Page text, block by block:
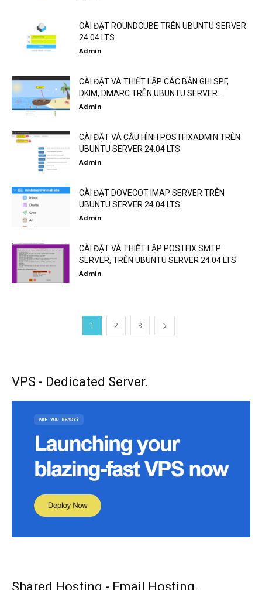
CÀI ĐẶT ROUNDCUBE TRÊN UBUNTU SERVER
24.04 LTS.
Admin
CÀI ĐẶT VÀ THIẾT LẬP CÁC BẢN GHI SPF,
DKIM, DMARC TRÊN UBUNTU SERVER...
Admin
CÀI ĐẶT VÀ CẤU HÌNH POSTFIXADMIN TRÊN
UBUNTU SERVER 24.04 LTS.
Admin
CÀI ĐẶT DOVECOT IMAP SERVER TRÊN
UBUNTU SERVER 24.04 LTS.
Admin
CÀI ĐẶT VÀ THIẾT LẬP POSTFIX SMTP
SERVER, TRÊN UBUNTU SERVER 24.04 LTS
Admin
1 2 3
VPS - Dedicated Server.
Shared Hosting - Email Hosting.